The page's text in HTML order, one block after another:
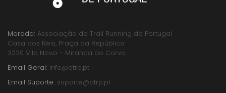
Morada: Associação de Trail Running de Portugal
Casa dos Reis, Praça da República
3220 Vila Nova – Miranda do Corvo
Email Geral: info@atrp.pt
Email Suporte: suporte@atrp.pt